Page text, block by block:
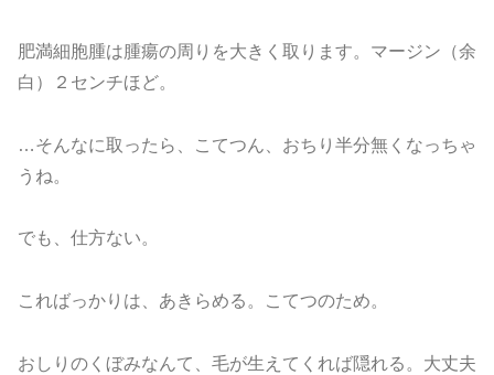
肥満細胞腫は腫瘍の周りを大きく取ります。マージン（余
白）２センチほど。
…そんなに取ったら、こてつん、おちり半分無くなっちゃ
うね。
でも、仕方ない。
こればっかりは、あきらめる。こてつのため。
おしりのくぼみなんて、毛が生えてくれば隠れる。大丈夫